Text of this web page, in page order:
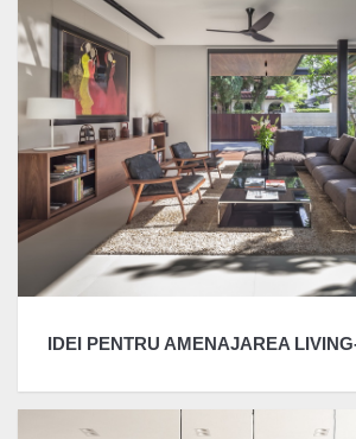
IDEI PENTRU AMENAJAREA